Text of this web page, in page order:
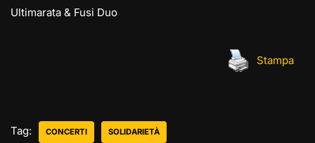
Ultimarata & Fusi Duo
Stampa
Tag: CONCERTI SOLIDARIETÀ